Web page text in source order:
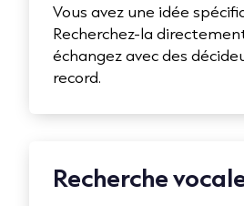
Vous avez une idée
Recherchez-la
échangez avec des
record.
Recherche